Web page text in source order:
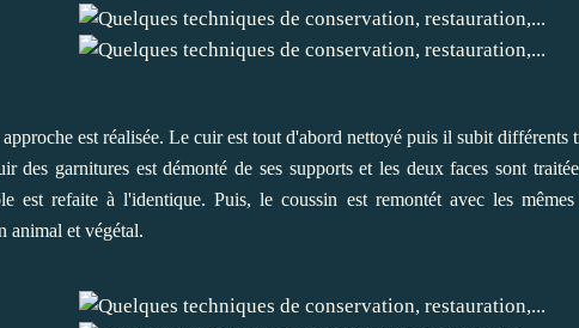
est réalisée. Le cuir est tout d'abord nettoyé puis il subit différents
des garnitures est démonté de ses supports et les deux faces sont
est refaite à l'identique. Puis, le coussin est remontét avec les
animal et végétal.